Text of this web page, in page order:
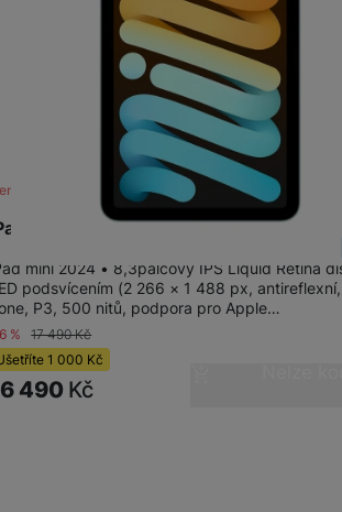
my nebo naši partneři, abychom vám
stránkách třetích stran.
mini Wi-Fi 256GB - Blue
skladem
mini 2024 • 8,3palcový IPS Liquid Retina
podsvícením (2 266 × 1 488 px,
P3, 500 nitů, podpora pro Apple…
% 17 490Kč
1 000 Kč
490 Kč